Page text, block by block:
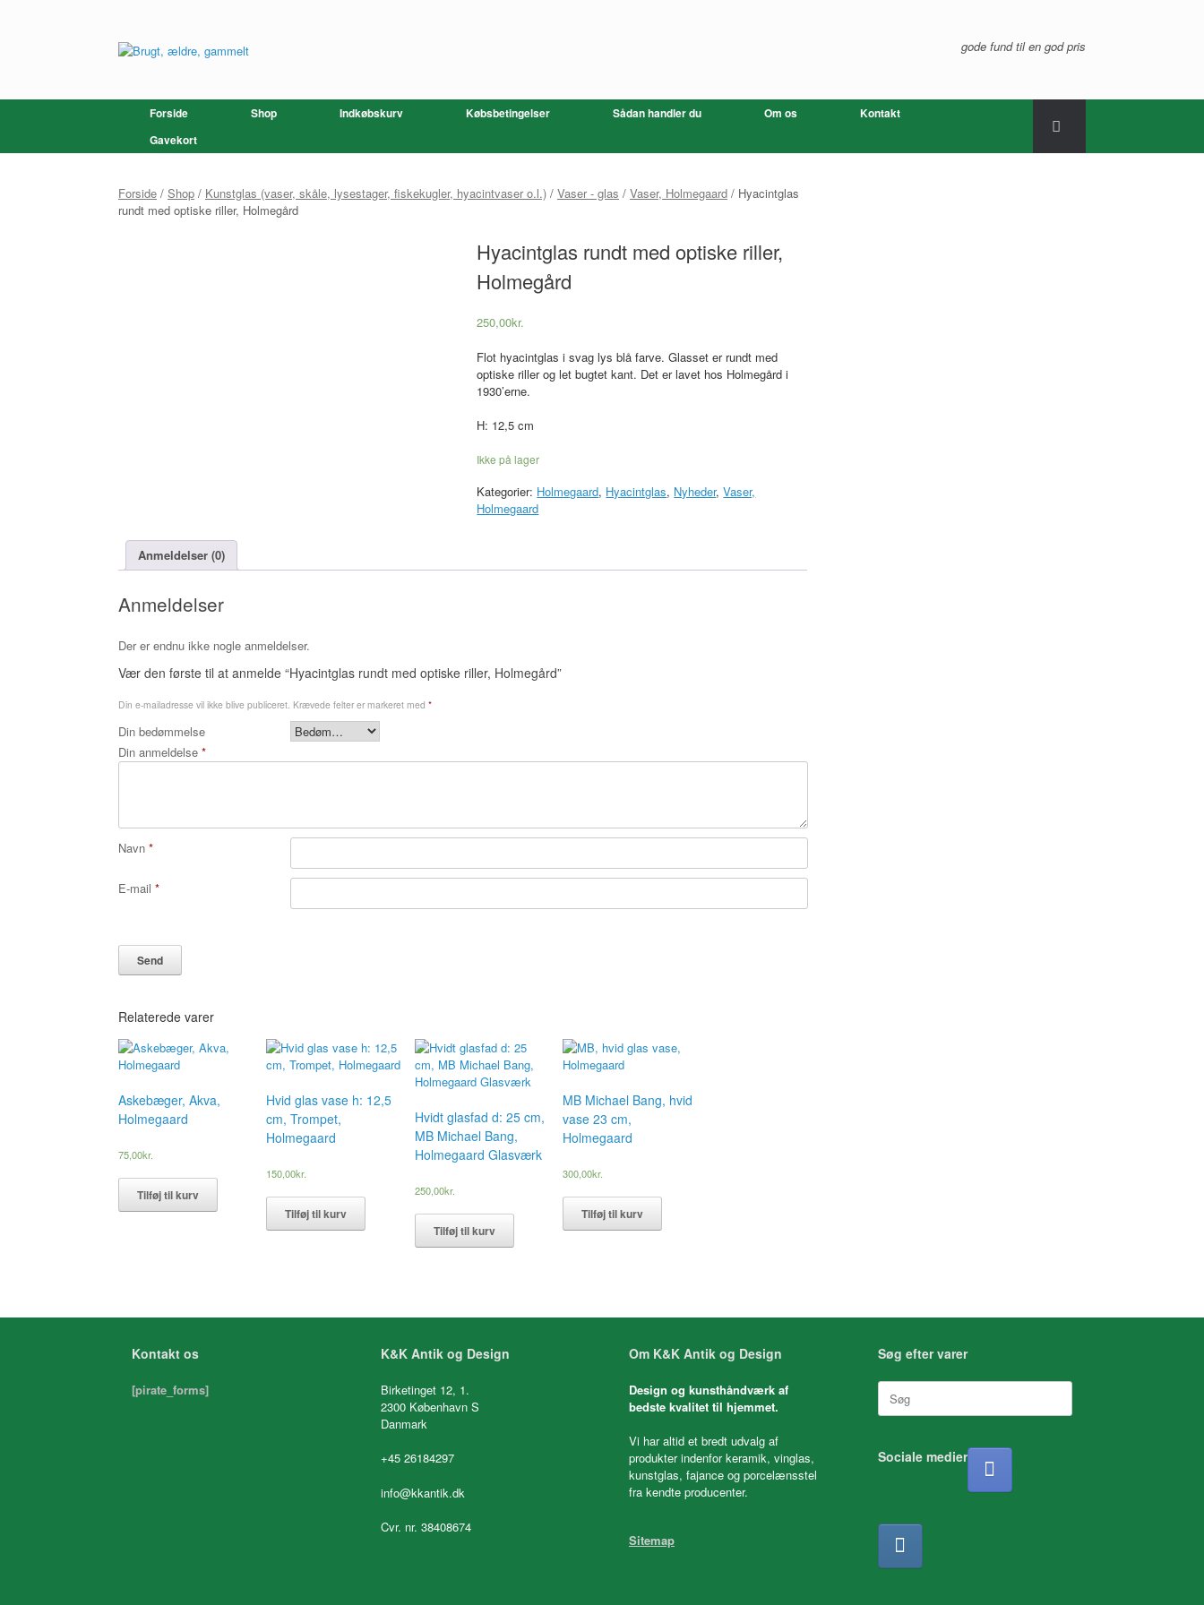
gode fund til en god pris
Forside Shop Indkøbskurv Købsbetingelser Sådan handler du Om os
Kontakt
Gavekort
Forside / Shop / Kunstglas (vaser, skåle, lysestager, fiskekugler, hyacintvaser o.l.) / Vaser - glas / Vaser, Holmegaard / Hyacintglas
rundt med optiske riller, Holmegård
Hyacintglas rundt med optiske riller,
Holmegård
250,00kr.
Flot hyacintglas i svag lys blå farve. Glasset er rundt med
optiske riller og let bugtet kant. Det er lavet hos Holmegård i
1930’erne.
H: 12,5 cm
Ikke på lager
Kategorier: Holmegaard, Hyacintglas, Nyheder,Vaser,
Holmegaard
Anmeldelser (0)
Anmeldelser
Der er endnu ikke nogle anmeldelser.
Vær den første til at anmelde “Hyacintglas rundt med optiske riller, Holmegård”
Din e-mailadresse vil ikke blive publiceret. Krævede felter er markeret med *
Din bedømmelse
Din anmeldelse *
Navn *
E-mail *
Relaterede varer
Askebæger, Akva,
Holmegaard
75,00kr.
Tilføj til kurv
Hvid glas vase h: 12,5
cm, Trompet,
Holmegaard
150,00kr.
Tilføj til kurv
Hvidt glasfad d: 25 cm,
MB Michael Bang,
Holmegaard Glasværk
250,00kr.
Tilføj til kurv
MB Michael Bang, hvid
vase 23 cm,
Holmegaard
300,00kr.
Tilføj til kurv
Kontakt os
[pirate_forms]
K&K Antik og Design
Birketinget 12, 1.
2300 København S
Danmark
+45 26184297
info@kkantik.dk
Cvr. nr. 38408674
Om K&K Antik og Design
Design og kunsthåndværk af
bedste kvalitet til hjemmet.
Vi har altid et bredt udvalg af
produkter indenfor keramik, vinglas,
kunstglas, fajance og porcelænsstel
fra kendte producenter.
Sitemap
Søg efter varer
Søg
efter:
Sociale medier